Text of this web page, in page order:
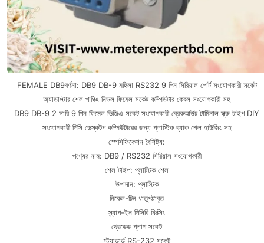
FEMALE DB9বর্ণনা: DB9 DB-9 মহিলা RS232 9 পিন সিরিয়াল পোর্ট সংযোগকারী সকেট
অ্যাডাপ্টার শেল পাঞ্চিং নিডল ফিমেল সকেট কম্পিউটার কেবল সংযোগকারী সহ
DB9 DB-9 2 সারি 9 পিন ফিমেল ভিজিএ সকেট সংযোগকারী ব্রেকআউট টার্মিনাল স্ক্রু টাইপ DIY
সংযোগকারী পিসি ডেস্কটপ কম্পিউটারের জন্য প্লাস্টিক ব্যাক শেল হাউজিং সহ
স্পেসিফিকেশন বৈশিষ্ট্য:
পণ্যের নাম: DB9 / RS232 সিরিয়াল সংযোগকারী
শেল টাইপ: প্লাস্টিক শেল
উপাদান: প্লাস্টিক
নিকেল-টিন ধাতুপট্টাবৃত
স্ন্যাপ-ইন পিসিবি ফিক্সিং
থ্রেডেড প্লাগ সকেট
স্ট্যান্ডার্ড RS-232 সকেট